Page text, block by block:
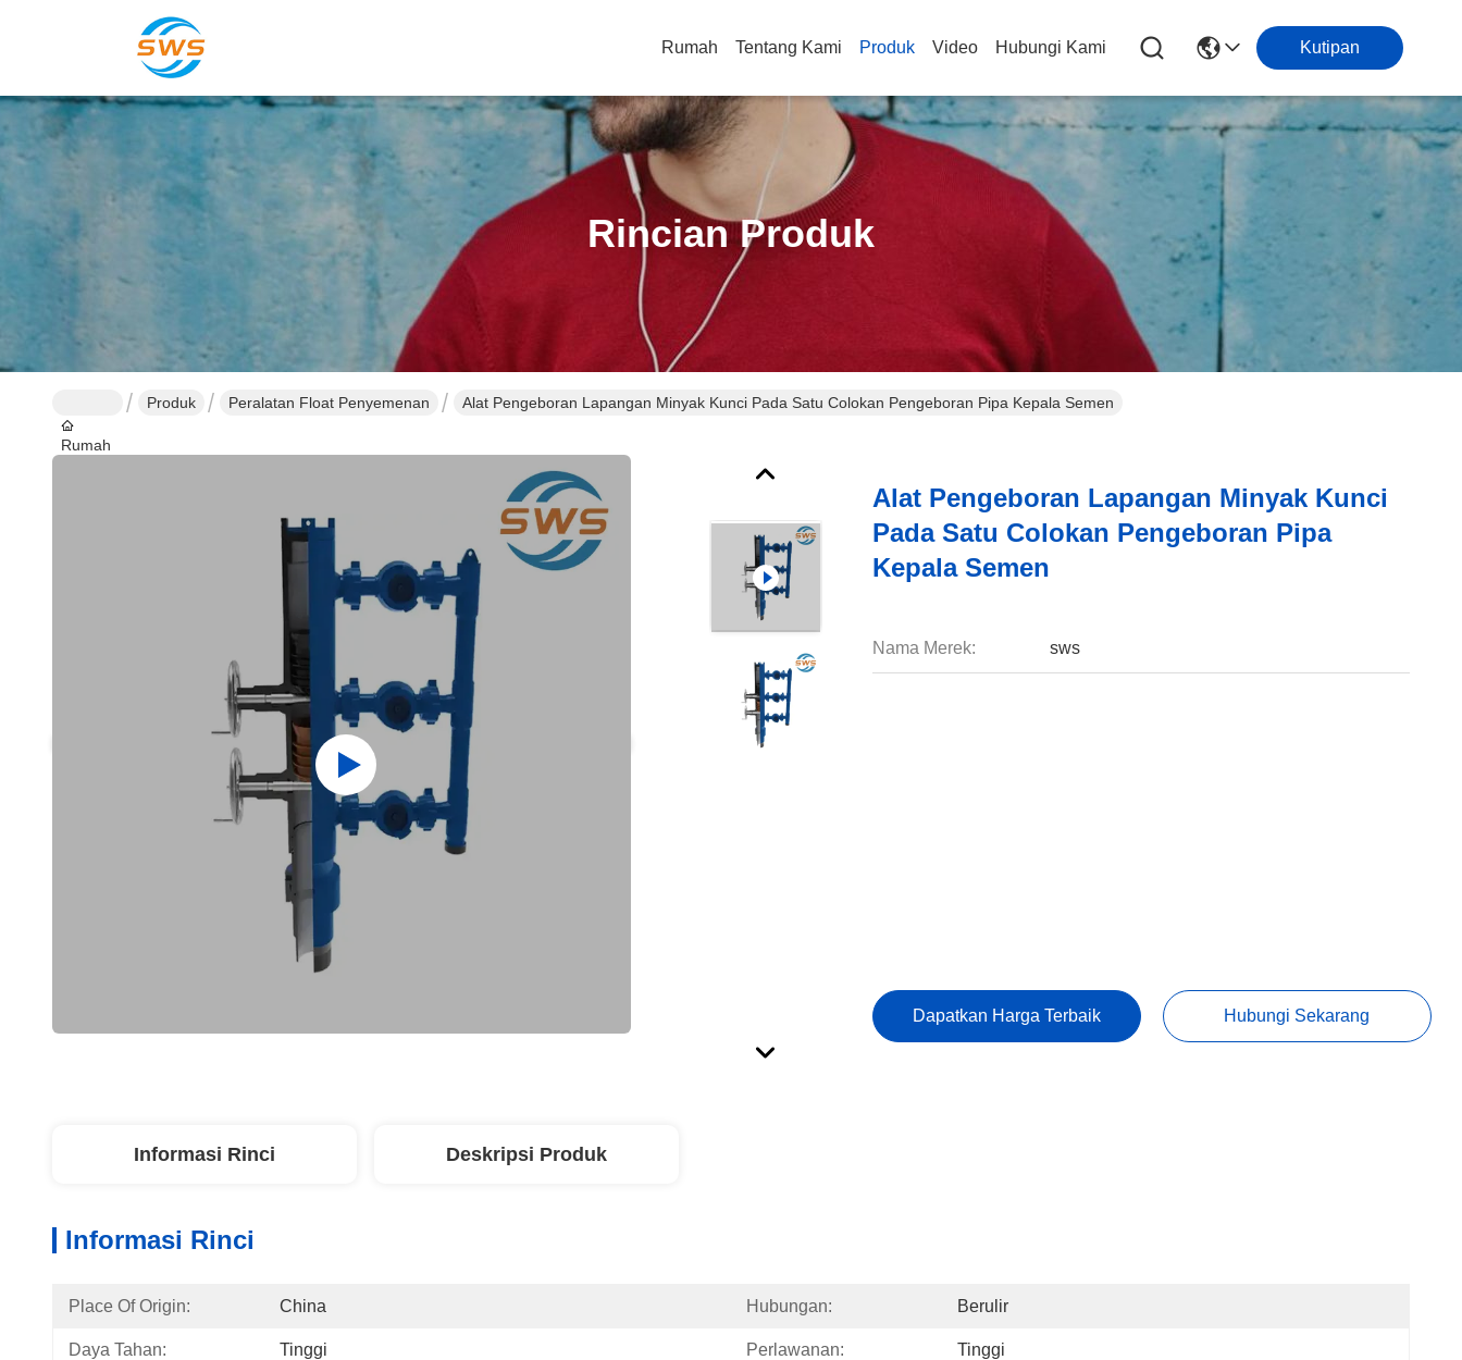
Rumah Tentang Kami Produk Video Hubungi Kami Kutipan
Rincian Produk
Rumah
Produk Peralatan Float Penyemenan Alat Pengeboran Lapangan Minyak Kunci Pada Satu Colokan Pengeboran Pipa Kepala Semen
Alat Pengeboran Lapangan Minyak Kunci
Pada Satu Colokan Pengeboran Pipa
Kepala Semen
Nama Merek: sws
Dapatkan Harga Terbaik Hubungi Sekarang
Informasi Rinci Deskripsi Produk
Informasi Rinci
Place Of Origin: China Hubungan: Berulir
Daya Tahan: Tinggi Perlawanan: Tinggi